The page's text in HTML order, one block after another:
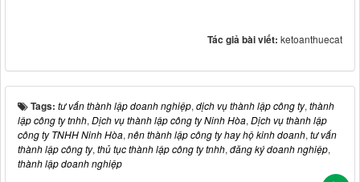
Tác giả bài viết: ketoanthuecat
Tags: tư vấn thành lập doanh nghiệp, dịch vụ thành lập công ty, thành
lập công ty tnhh, Dịch vụ thành lập công ty Ninh Hòa, Dịch vụ thành lập
công ty TNHH Ninh Hòa, nên thành lập công ty hay hộ kinh doanh, tư vấn
thành lập công ty, thủ tục thành lập công ty tnhh, đăng ký doanh nghiệp,
thành lập doanh nghiệp